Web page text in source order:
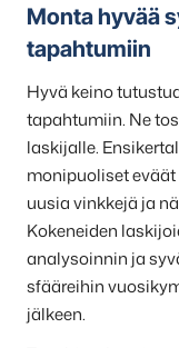
Monta hyvää
tapahtumiin
Hyvä keino
tapahtumiin. Ne
laskijalle.
monipuoliset
uusia vinkkejä ja
Kokeneiden
analysoinnin ja
sfääreihin
jälkeen.